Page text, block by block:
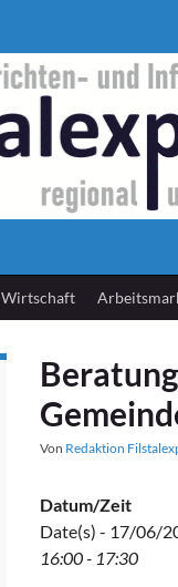
Wirtschaft
Von Redaktion
Datum/Zeit
Date(s) - 17/06/
16:00 - 17:30